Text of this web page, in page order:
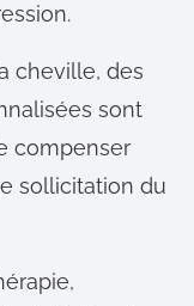
cheville, des
sont
compenser
sollicitation du